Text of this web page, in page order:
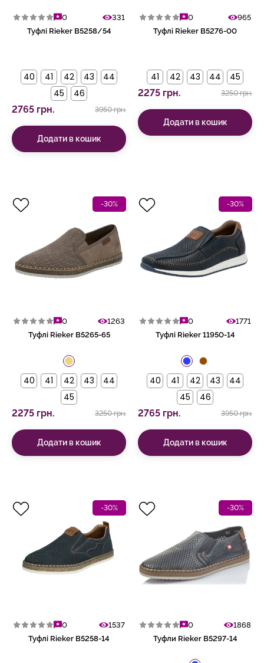
0
331
Туфлі Rieker B5258/54
40 41 42 43
44
45
46
2765 грн. 3950 грн.
Додати в кошик
0
965
Туфлі Rieker B5276-00
41 42 43 44 45
2275 грн. 3250 грн.
Додати в кошик
-30%
0
1263
Туфлі Rieker B5265-65
40 41 42 43
44
45
2275 грн. 3250 грн.
Додати в кошик
-30%
0
1771
Туфлі Rieker 11950-14
40 41 42 43
44
45
46
2765 грн. 3950 грн.
Додати в кошик
-30%
0
1537
Туфлі Rieker B5258-14
-30%
0
1868
Туфли Rieker B5297-14